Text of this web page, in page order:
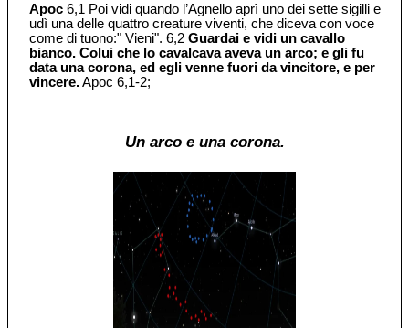
Apoc 6,1 Poi vidi quando l’Agnello aprì uno dei sette sigilli e
udì una delle quattro creature viventi, che diceva con voce
come di tuono:" Vieni". 6,2Guardai e vidi un cavallo
bianco. Colui che lo cavalcava aveva un arco; e gli fu
data una corona, ed egli venne fuori da vincitore, e per
vincere.Apoc 6,1-2;
Un arco e una corona.